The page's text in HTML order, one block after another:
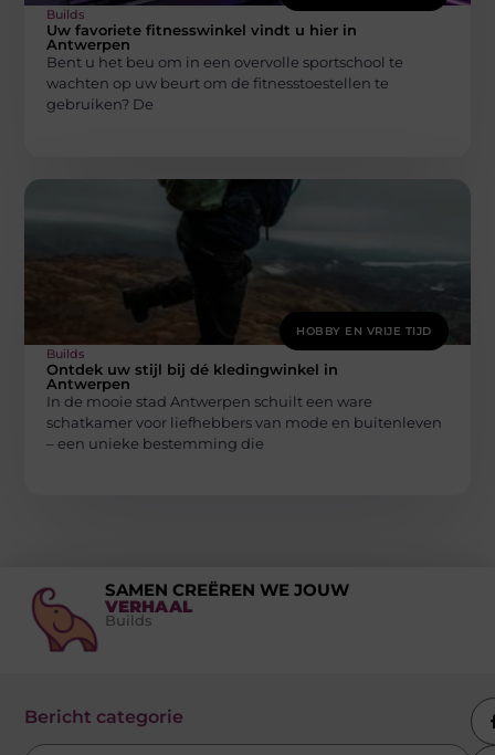
Builds
Uw favoriete fitnesswinkel vindt u hier in
Antwerpen
Bent u het beu om in een overvolle sportschool te
wachten op uw beurt om de fitnesstoestellen te
gebruiken? De
HOBBY EN VRIJE TIJD
Builds
Ontdek uw stijl bij dé kledingwinkel in
Antwerpen
In de mooie stad Antwerpen schuilt een ware
schatkamer voor liefhebbers van mode en buitenleven
– een unieke bestemming die
SAMEN CREËREN WE JOUW
VERHAAL
Builds
Bericht categorie